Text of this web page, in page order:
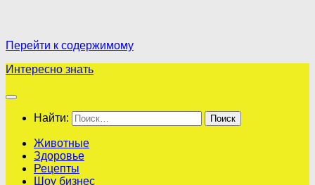
Перейти к содержимому
Интересно знать
Найти:
Животные
Здоровье
Рецепты
Шоу бизнес